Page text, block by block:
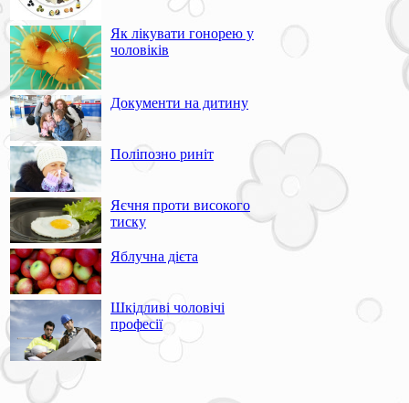
Як лікувати гонорею у
чоловіків
Документи на дитину
Поліпозно риніт
Яєчня проти високого
тиску
Яблучна дієта
Шкідливі чоловічі
професії